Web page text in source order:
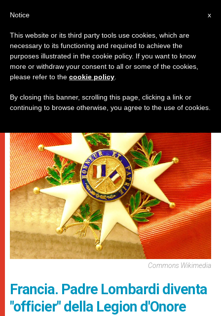
DICASTERI
Commons Wikimedia
Francia. Padre Lombardi diventa
"officier" della Legion d'Onore
x
Notice
This website or its third party tools use cookies, which are
necessary to its functioning and required to achieve the
purposes illustrated in the cookie policy. If you want to know
more or withdraw your consent to all or some of the cookies,
please refer to the cookie policy
By closing this banner, scrolling this page, clicking a link or
continuing to browse otherwise, you agree to the use of cookies.